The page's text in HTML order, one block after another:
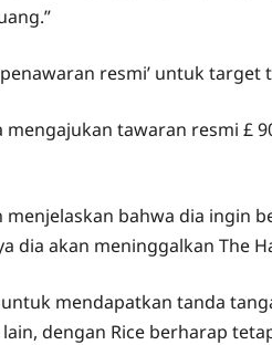
resmi’ untuk
tawaran resmi £
bahwa dia ingin
dia akan meninggalkan The
mendapatkan tanda
dengan Rice berharap